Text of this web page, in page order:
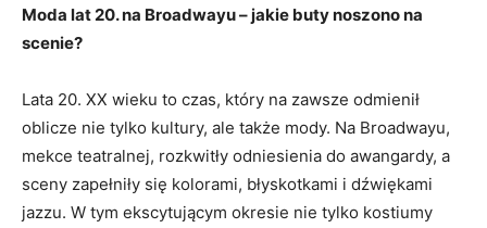
Moda lat 20. na Broadwayu – jakie buty noszono na
scenie?
Lata 20. XX wieku to czas, który na zawsze odmienił
oblicze nie tylko kultury, ale także mody. Na Broadwayu,
mekce teatralnej, rozkwitły odniesienia do awangardy, a
sceny zapełniły się kolorami, błyskotkami i dźwiękami
jazzu. W tym ekscytującym okresie nie tylko kostiumy